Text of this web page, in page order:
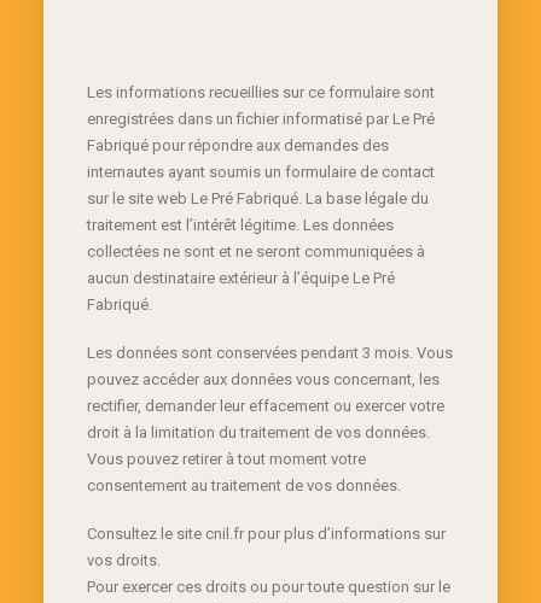
Les informations recueillies sur ce formulaire sont
enregistrées dans un fichier informatisé par Le Pré
Fabriqué pour répondre aux demandes des
internautes ayant soumis un formulaire de contact
sur le site web Le Pré Fabriqué. La base légale du
traitement est l’intérêt légitime. Les données
collectées ne sont et ne seront communiquées à
aucun destinataire extérieur à l’équipe Le Pré
Fabriqué.
Les données sont conservées pendant 3 mois. Vous
pouvez accéder aux données vous concernant, les
rectifier, demander leur effacement ou exercer votre
droit à la limitation du traitement de vos données.
Vous pouvez retirer à tout moment votre
consentement au traitement de vos données.
Consultez le site cnil.fr pour plus d’informations sur
vos droits.
Pour exercer ces droits ou pour toute question sur le